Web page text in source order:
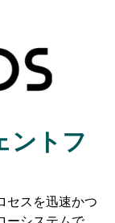
ントフ
セスを迅速かつ